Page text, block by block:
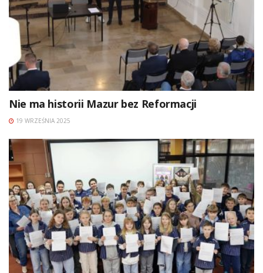
Nie ma historii Mazur bez Reformacji
19 WRZEŚNIA 2025